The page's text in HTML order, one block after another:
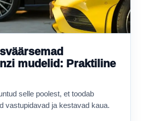
mudelid: Praktiline
selle poolest, et toodab
vastupidavad ja kestavad kaua.